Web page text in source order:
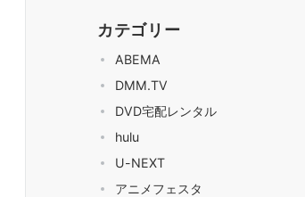
カテゴリー
ABEMA
DMM.TV
DVD宅配レンタル
hulu
U-NEXT
アニメフェスタ